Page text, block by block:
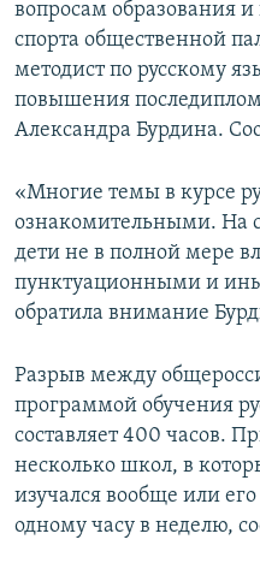
вопросам образования
спорта общественной
методист по русскому
повышения
Александра Бурдина.
«Многие темы в курсе
ознакомительными. На
дети не в полной мере
пунктуационными и
обратила внимание
Разрыв между
программой обучения
составляет 400 часов.
несколько школ, в
изучался вообще или
одному часу в неделю,